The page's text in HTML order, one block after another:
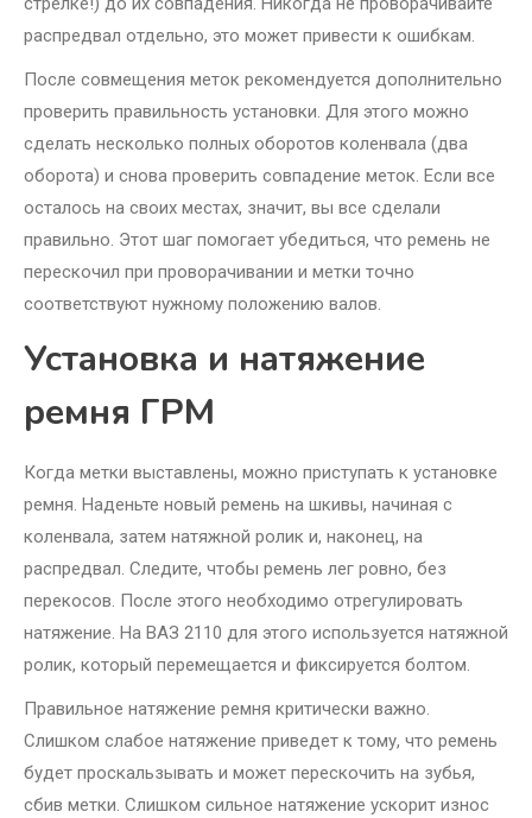
распредвал отдельно, это может привести к ошибкам.
После совмещения меток рекомендуется дополнительно
проверить правильность установки. Для этого можно
сделать несколько полных оборотов коленвала (два
оборота) и снова проверить совпадение меток. Если все
осталось на своих местах, значит, вы все сделали
правильно. Этот шаг помогает убедиться, что ремень не
перескочил при проворачивании и метки точно
соответствуют нужному положению валов.
Установка и натяжение
ремня ГРМ
Когда метки выставлены, можно приступать к установке
ремня. Наденьте новый ремень на шкивы, начиная с
коленвала, затем натяжной ролик и, наконец, на
распредвал. Следите, чтобы ремень лег ровно, без
перекосов. После этого необходимо отрегулировать
натяжение. На ВАЗ 2110 для этого используется натяжной
ролик, который перемещается и фиксируется болтом.
Правильное натяжение ремня критически важно.
Слишком слабое натяжение приведет к тому, что ремень
будет проскальзывать и может перескочить на зубья,
сбив метки. Слишком сильное натяжение ускорит износ